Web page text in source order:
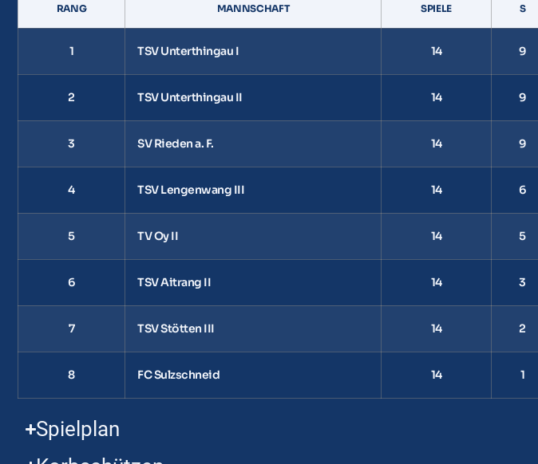
RANG MANNSCHAFT SPIELE S
1 TSV Unterthingau I 14 9
2 TSV Unterthingau II 14 9
3 SV Rieden a. F. 14 9
4 TSV Lengenwang III 14 6
5 TV Oy II 14 5
6 TSV Aitrang II 14 3
7 TSV Stötten III 14 2
8 FC Sulzschneid 14 1
Spielplan